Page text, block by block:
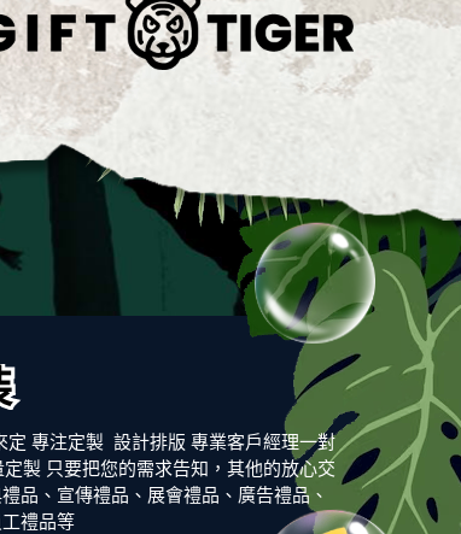
專注定製 設計排版 專業客戶經理一對
製 只要把您的需求告知，其他的放心交
品、宣傳禮品、展會禮品、廣告禮品、
禮品等